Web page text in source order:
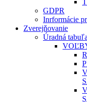
GDPR
Inrformácie
Zverejňovanie
Úradná tabuľa